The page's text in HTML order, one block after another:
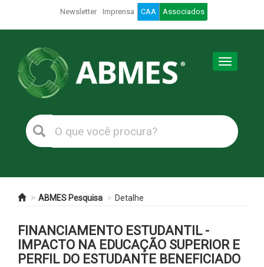
Newsletter Imprensa CAA Associados
Toggle
ABMES Pesquisa Detalhe
FINANCIAMENTO ESTUDANTIL -
IMPACTO NA EDUCAÇÃO SUPERIOR E
PERFIL DO ESTUDANTE BENEFICIADO